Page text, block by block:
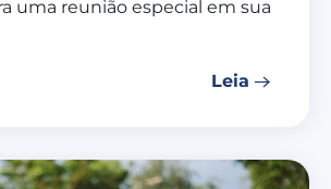
uma reunião especial em sua
Leia